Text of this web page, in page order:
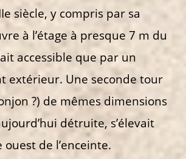
siècle, y compris par sa
à l’étage à presque 7 m du
accessible que par un
extérieur. Une seconde tour
?) de mêmes dimensions
détruite, s’élevait
de l’enceinte.